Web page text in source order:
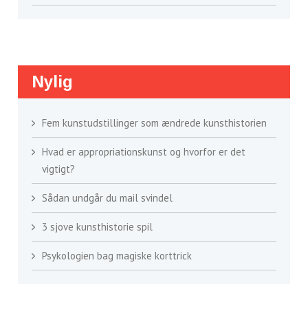
Nylig
Fem kunstudstillinger som ændrede kunsthistorien
Hvad er appropriationskunst og hvorfor er det
vigtigt?
Sådan undgår du mail svindel
3 sjove kunsthistorie spil
Psykologien bag magiske korttrick